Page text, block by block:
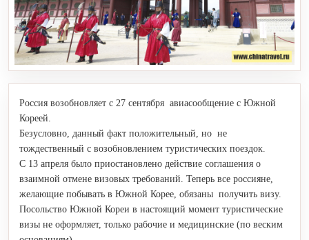
Россия возобновляет с 27 сентября авиасообщение с Южной
Кореей.
Безусловно, данный факт положительный, но не
тождественный с возобновлением туристических поездок.
С 13 апреля было приостановлено действие соглашения о
взаимной отмене визовых требований. Теперь все россияне,
желающие побывать в Южной Корее, обязаны получить визу.
Посольство Южной Кореи в настоящий момент туристические
визы не оформляет, только рабочие и медицинские (по веским